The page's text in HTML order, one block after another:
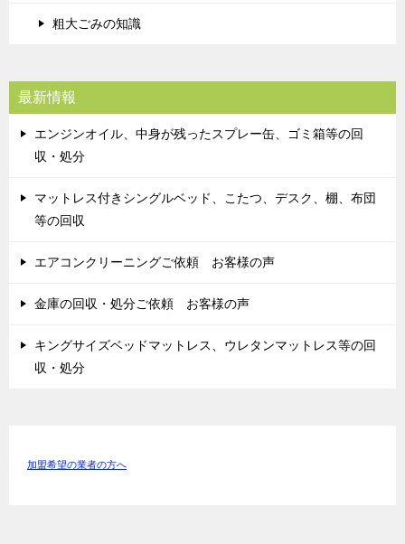
粗大ごみの知識
最新情報
エンジンオイル、中身が残ったスプレー缶、ゴミ箱等の回
収・処分
マットレス付きシングルベッド、こたつ、デスク、棚、布団
等の回収
エアコンクリーニングご依頼 お客様の声
金庫の回収・処分ご依頼 お客様の声
キングサイズベッドマットレス、ウレタンマットレス等の回
収・処分
加盟希望の業者の方へ